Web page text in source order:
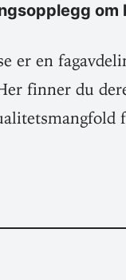
om
er en
finner du